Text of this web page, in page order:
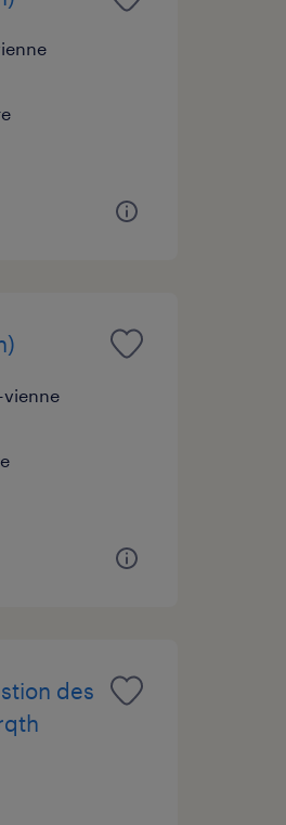
vienne
des